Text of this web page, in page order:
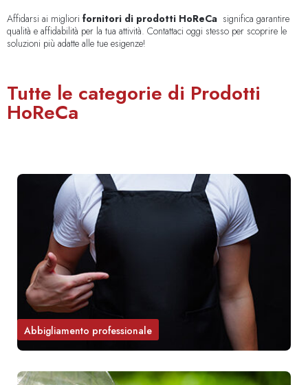
Affidarsi ai migliori fornitori di prodotti HoReCa significa garantire
qualità e affidabilità per la tua attività. Contattaci oggi stesso per scoprire le
soluzioni più adatte alle tue esigenze!
Tutte le categorie di Prodotti
HoReCa
Abbigliamento professionale